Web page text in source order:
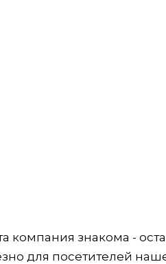
компания знакома -
для посетителей